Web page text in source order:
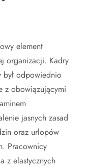
element
organizacji. Kadry
odpowiednio
z obowiązującymi
jasnych zasad
oraz urlopów
Pracownicy
z elastycznych